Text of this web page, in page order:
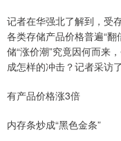
记者在华强北了解到，受
各类存储产品价格普遍“
储“涨价潮”究竟因何而来
成怎样的冲击？记者采访
有产品价格涨3倍
内存条炒成“黑色金条”